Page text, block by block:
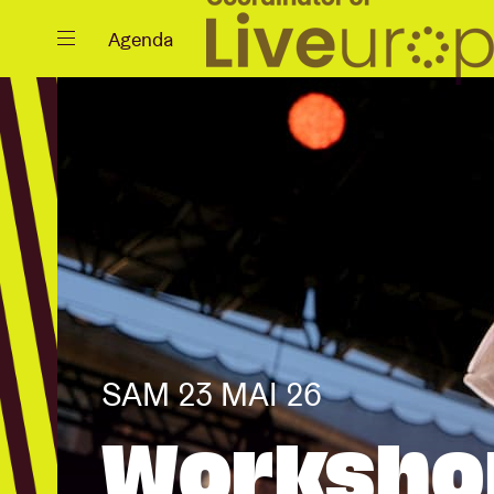
Fermer
Agenda
Projets
Actualités
Agenda
SAM 23 MAI 26